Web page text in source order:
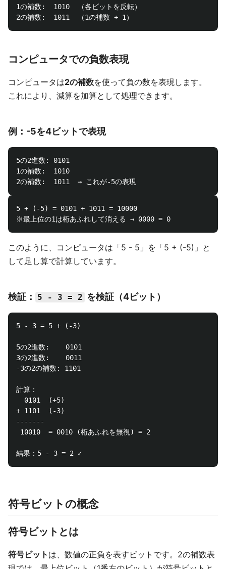
1の補数:  1010  （各ビットを反転）
コンピュータでの負数表現
コンピュータは2の補数を使って負の数を表現します。
これにより、減算を加算として処理できます。
例：-5を4ビットで表現
5の2進数: 0101
1の補数:  1010
5 + (-5) = 0101 + 1011 = 10000
このように、コンピュータは「5 - 5」を「5 + (-5)」と
して足し算で計算しています。
検証： 5 - 3 = 2 を検証（4ビット）
5 - 3 = 5 + (-3)
5の2進数:    0101
3の2進数:    0011
-3の2の補数: 1101
計算：
  0101  (+5)
+ 1101  (-3)
-------
10010  = 0010 (桁あふれを無視) = 2
符号ビットの概念
符号ビットとは
符号ビット は、数値の正負を表すビットです。2の補数表